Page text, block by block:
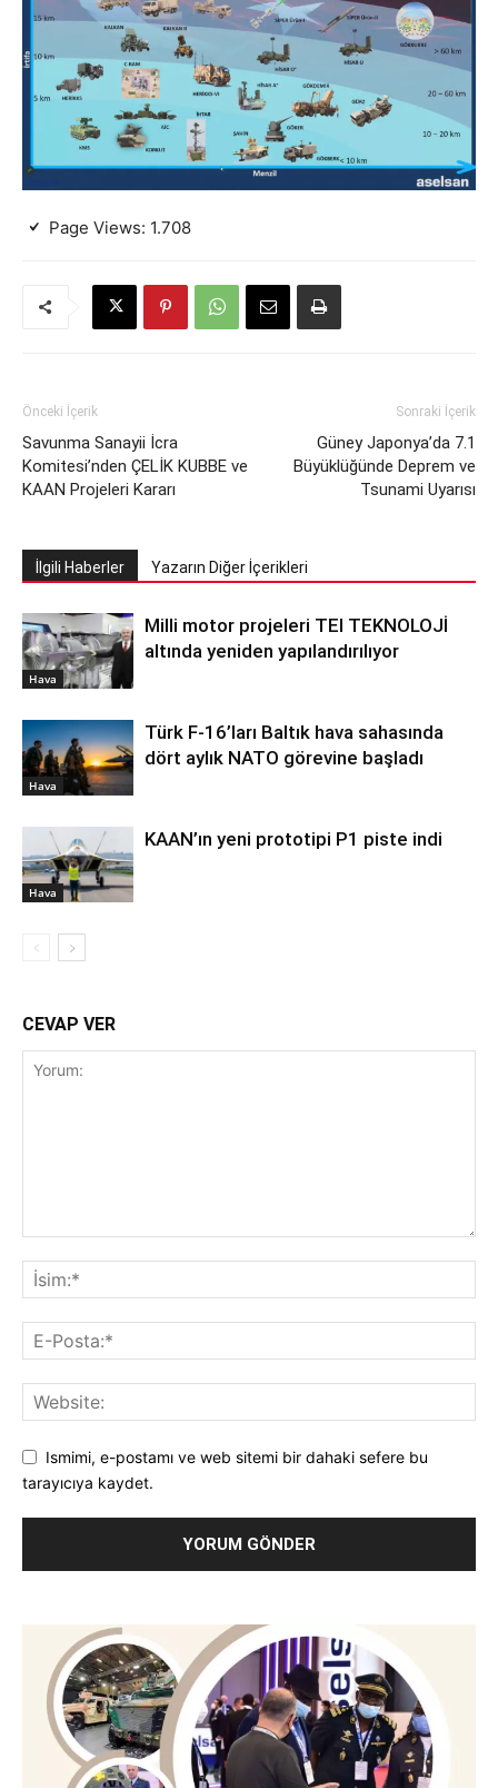
Page Views: 1.708
Önceki İçerik
Savunma Sanayii İcra
Komitesi’nden ÇELİK KUBBE ve
KAAN Projeleri Kararı
Sonraki İçerik
Güney Japonya’da 7.1
Büyüklüğünde Deprem ve
Tsunami Uyarısı
İlgili Haberler Yazarın Diğer İçerikleri
Hava
Milli motor projeleri TEI TEKNOLOJİ
altında yeniden yapılandırılıyor
Hava
Türk F-16’ları Baltık hava sahasında
dört aylık NATO görevine başladı
Hava
KAAN’ın yeni prototipi P1 piste indi
CEVAP VER
Ismimi, e-postamı ve web sitemi bir dahaki sefere bu
tarayıcıya kaydet.